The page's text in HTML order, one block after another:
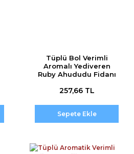
Tüplü Bol Verimli
Aromalı Yediveren
Ruby Ahududu Fidanı
257,66 TL
Sepete Ekle